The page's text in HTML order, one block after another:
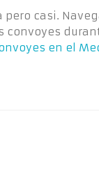
pero casi.
en el